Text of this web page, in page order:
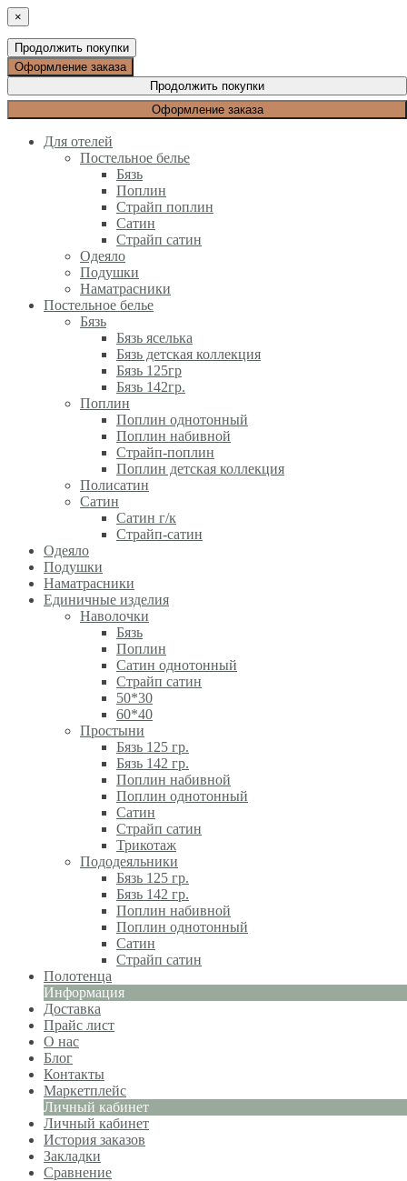
×
Продолжить покупки
Оформление заказа
Продолжить покупки
Оформление заказа
Для отелей
Постельное белье
Бязь
Поплин
Страйп поплин
Сатин
Страйп сатин
Одеяло
Подушки
Наматрасники
Постельное белье
Бязь
Бязь яселька
Бязь детская коллекция
Бязь 125гр
Бязь 142гр.
Поплин
Поплин однотонный
Поплин набивной
Страйп-поплин
Поплин детская коллекция
Полисатин
Сатин
Сатин г/к
Страйп-сатин
Одеяло
Подушки
Наматрасники
Единичные изделия
Наволочки
Бязь
Поплин
Сатин однотонный
Страйп сатин
50*30
60*40
Простыни
Бязь 125 гр.
Бязь 142 гр.
Поплин набивной
Поплин однотонный
Сатин
Страйп сатин
Трикотаж
Пододеяльники
Бязь 125 гр.
Бязь 142 гр.
Поплин набивной
Поплин однотонный
Сатин
Страйп сатин
Полотенца
Информация
Доставка
Прайс лист
О нас
Блог
Контакты
Маркетплейс
Личный кабинет
Личный кабинет
История заказов
Закладки
Сравнение